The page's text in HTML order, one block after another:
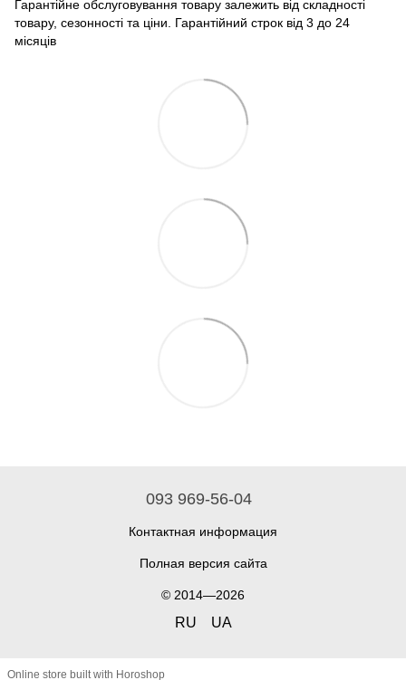
Гарантійне обслуговування товару залежить від складності
товару, сезонності та ціни. Гарантійний строк від 3 до 24
місяців
093 969-56-04
Контактная информация
Полная версия сайта
© 2014—2026
RU UA
Online store built with Horoshop